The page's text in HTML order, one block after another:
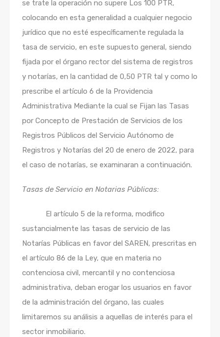
se trate la operación no supere Los 100 PTR,
colocando en esta generalidad a cualquier negocio
jurídico que no esté específicamente regulada la
tasa de servicio, en este supuesto general, siendo
fijada por el órgano rector del sistema de registros
y notarías, en la cantidad de 0,50 PTR tal y como lo
prescribe el artículo 6 de la Providencia
Administrativa Mediante la cual se Fijan las Tasas
por Concepto de Prestación de Servicios de los
Registros Públicos del Servicio Autónomo de
Registros y Notarías del 20 de enero de 2022, para
el caso de notarías, se examinaran a continuación.
Tasas de Servicio en Notarias Públicas:
El artículo 5 de la reforma, modifico
sustancialmente las tasas de servicio de las
Notarías Públicas en favor del SAREN, prescritas en
el artículo 86 de la Ley, que en materia no
contenciosa civil, mercantil y no contenciosa
administrativa, deban erogar los usuarios en favor
de la administración del órgano, las cuales
limitaremos su análisis a aquellas de interés para el
sector inmobiliario.